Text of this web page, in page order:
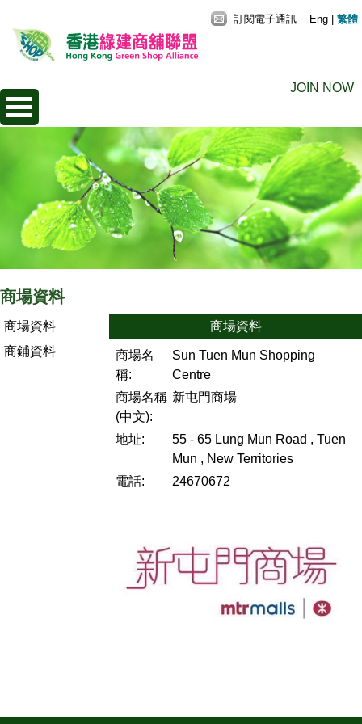
JOIN NOW
訂閱電子通訊 Eng 繁體
商場資料
商場資料
商鋪資料
商場資料
商場名
稱:
Sun Tuen Mun Shopping
Centre
商場名稱
(中文):
新屯門商場
地址:
55 - 65 Lung Mun Road , Tuen
Mun , New Territories
電話:
24670672